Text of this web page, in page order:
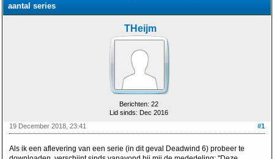
aantal series
THeijm
Berichten: 22
Lid sinds: Dec 2016
#1
19 December 2018, 23:41
Als ik een aflevering van een serie (in dit geval Deadwind 6) probeer te